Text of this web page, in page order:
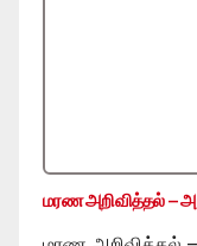
மரண அறிவித்தல் –